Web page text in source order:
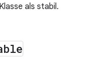
als stabil.